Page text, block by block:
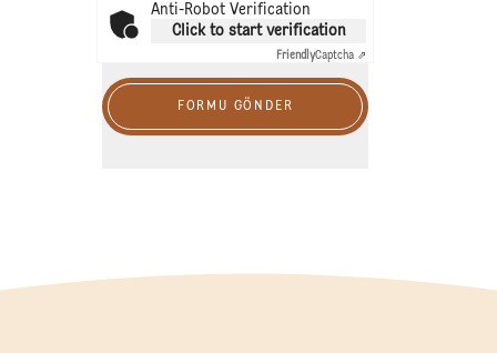
Anti-Robot Verification
Click to start verification
FriendlyCaptcha ⇗
FORMU GÖNDER